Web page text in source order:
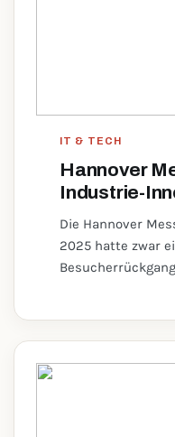
IT & TECH
Hannover
Industrie-
Die Hannover
2025 hatte zwar